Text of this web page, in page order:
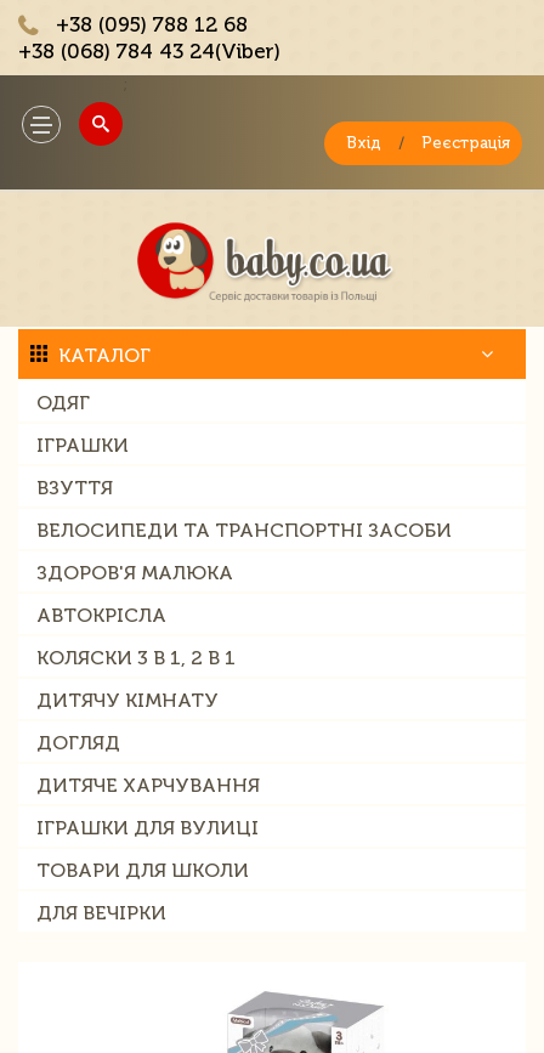
+38 (095) 788 12 68
+38 (068) 784 43 24(Viber)
Toggle
navigation
Вхід / Реєстрація
КАТАЛОГ
ОДЯГ
ІГРАШКИ
ВЗУТТЯ
ВЕЛОСИПЕДИ ТА ТРАНСПОРТНІ ЗАСОБИ
ЗДОРОВ'Я МАЛЮКА
АВТОКРІСЛА
КОЛЯСКИ 3 В 1, 2 В 1
ДИТЯЧУ КІМНАТУ
ДОГЛЯД
ДИТЯЧЕ ХАРЧУВАННЯ
ІГРАШКИ ДЛЯ ВУЛИЦІ
ТОВАРИ ДЛЯ ШКОЛИ
ДЛЯ ВЕЧІРКИ